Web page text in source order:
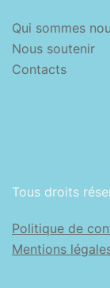
Qui sommes
Nous soutenir
Contacts
Tous droits
Politique de
Mentions